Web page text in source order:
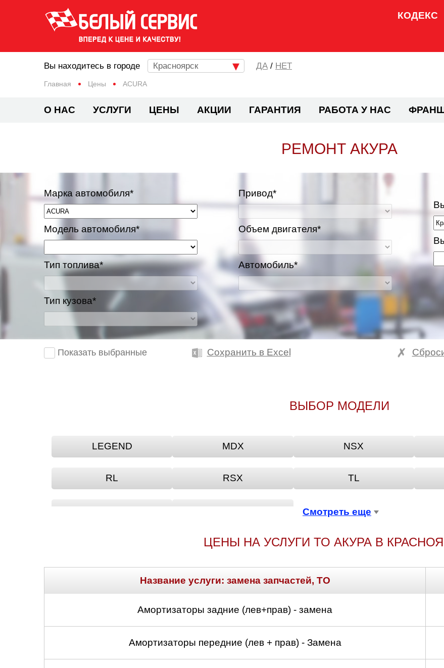
КОДЕКС
Главная Цены ACURA
Вы находитесь в городе Красноярск / НЕТ
О НАС УСЛУГИ ЦЕНЫ АКЦИИ ГАРАНТИЯ РАБОТА У НАС
РЕМОНТ АКУРА
Марка автомобиля*
Модель автомобиля*
Тип топлива*
Тип кузова*
Привод*
Объем двигателя*
Автомобиль*
Показать выбранные Сохранить в Excel
ВЫБОР МОДЕЛИ
LEGEND MDX NSX
RL RSX TL
TSX ZDX Смотреть еще
ЦЕНЫ НА УСЛУГИ ТО АКУРА В
Название услуги: замена запчастей, ТО
Амортизаторы задние (лев+прав) - замена
Амортизаторы передние (лев + прав) - Замена